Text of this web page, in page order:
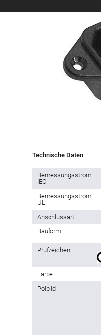
Technische Daten
Bemessungsstrom
IEC
Bemessungsstrom
UL
Anschlussart
Bauform
Prüfzeichen
Farbe
Polbild